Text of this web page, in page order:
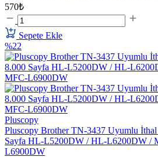
570₺
Sepete Ekle
%22
Pluscopy
Pluscopy Brother TN-3437 Uyumlu
Sayfa HL-L5200DW / HL-L6200DW /
L6900DW